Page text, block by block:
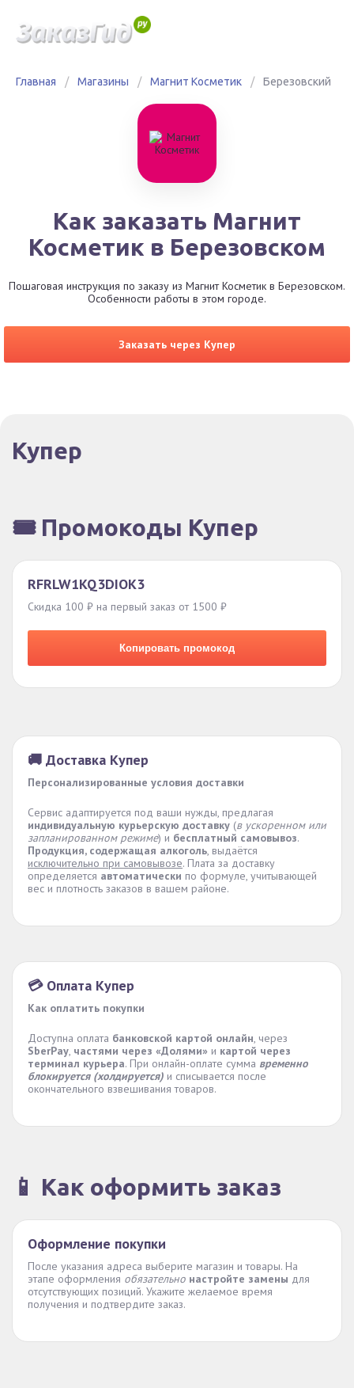
Главная / Магазины / Магнит Косметик / Березовский
Как заказать Магнит
Косметик в Березовском
Пошаговая инструкция по заказу из Магнит Косметик в Березовском.
Особенности работы в этом городе.
Заказать через Купер
Купер
🎟️ Промокоды Купер
RFRLW1KQ3DIOK3
Скидка 100 ₽ на первый заказ от 1500 ₽
Копировать промокод
🚚 Доставка Купер
Персонализированные условия доставки
Сервис адаптируется под ваши нужды, предлагая
индивидуальную курьерскую доставку (в ускоренном или
запланированном режиме) и бесплатный самовывоз.
Продукция, содержащая алкоголь, выдаётся
исключительно при самовывозе. Плата за доставку
определяется автоматически по формуле, учитывающей
вес и плотность заказов в вашем районе.
💳 Оплата Купер
Как оплатить покупки
Доступна оплата банковской картой онлайн, через
SberPay, частями через «Долями» и картой через
терминал курьера. При онлайн-оплате сумма временно
блокируется (холдируется) и списывается после
окончательного взвешивания товаров.
📱 Как оформить заказ
Оформление покупки
После указания адреса выберите магазин и товары. На
этапе оформления обязательно настройте замены для
отсутствующих позиций. Укажите желаемое время
получения и подтвердите заказ.